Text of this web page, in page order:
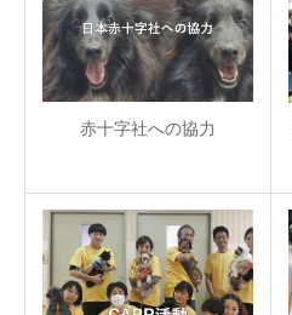
赤十字社への協力